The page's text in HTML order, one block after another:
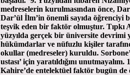
medreselerin kurulmasından önce,
Dar’ül İlm’in önemli sayıda öğrenciyi
teşvik eden bir faktör olmuştur. Tıpkı
yüzyılda gerçek bir üniversite
hükümdarlar ve nüfuzlu kişiler
okullar (medreseler) kuruldu.
ustası’ için yaratıldığını
Kahire’de entelektüel faktör bugün de